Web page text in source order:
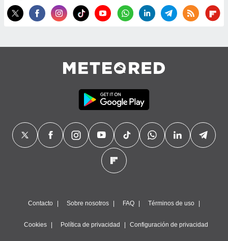
Contacto Sobre nosotros FAQ Términos de uso
Cookies Política de privacidad Configuración de privacidad